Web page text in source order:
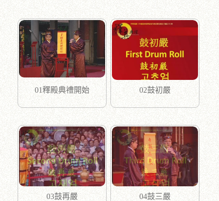
01釋殿典禮開始 02鼓初嚴
03鼓再嚴 04鼓三嚴